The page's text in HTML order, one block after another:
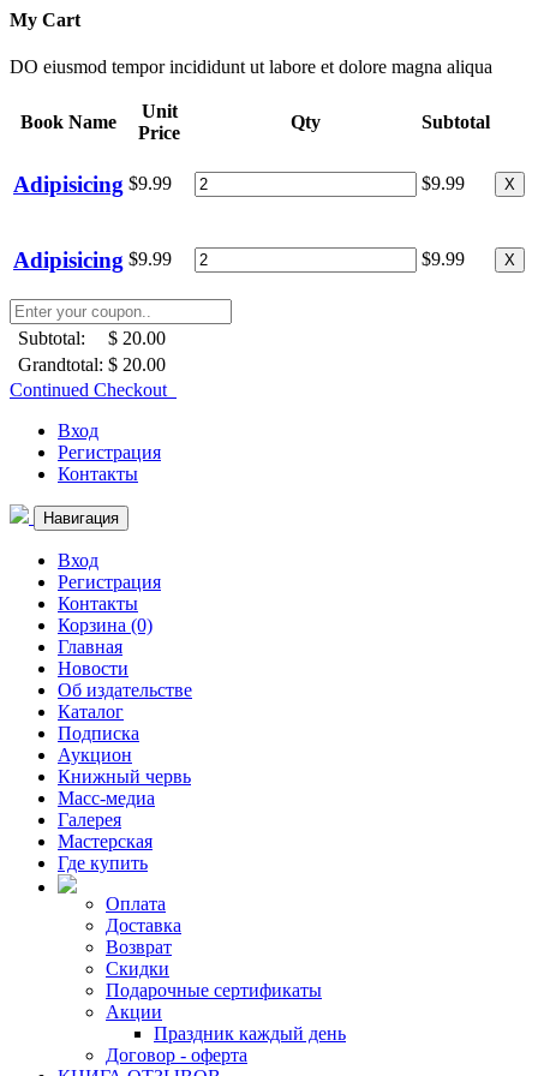
My Cart
DO eiusmod tempor incididunt ut labore et dolore magna aliqua
Book Name
Unit
Price
Qty Subtotal
Adipisicing $9.99 $9.99 X
Adipisicing $9.99 $9.99 X
Subtotal:
$ 20.00
Grandtotal: $ 20.00
Continued Checkout
Вход
Регистрация
Контакты
Навигация
Вход
Регистрация
Контакты
Корзина (0)
Главная
Новости
Об издательстве
Каталог
Подписка
Аукцион
Книжный червь
Масс-медиа
Галерея
Мастерская
Где купить
Оплата
Доставка
Возврат
Скидки
Подарочные сертификаты
Акции
Праздник каждый день
Договор - оферта